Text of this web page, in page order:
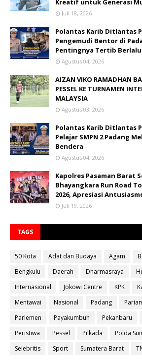
Kreatif untuk Generasi
Juli 18, 2026
Polantas Karib Ditlantas
Pengemudi Bentor di
Pentingnya Tertib
Agustus 04, 2026
AIZAN VIKO RAMADHAN
PESSEL KE TURNAMEN
MALAYSIA
Agustus 03, 2026
Polantas Karib Ditlantas
Pelajar SMPN 2 Padang
Bendera
Agustus 04, 2026
Kapolres Pasaman Barat
Bhayangkara Run Road
2026, Apresiasi
Juli 19, 2026
TAGS
50 Kota Adat dan Budaya Agam
Bengkulu
Daerah Dharmasraya
Internasional
Jokowi Centre KPK
Mentawai
Nasional Padang
Parlemen
Payakumbuh Pekanbaru
Peristiwa
Pessel Pilkada Polda
Selebritis
Sport Sumatera Barat